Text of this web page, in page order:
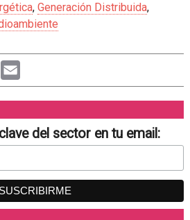
, Generación Distribuida,
del sector en tu email: